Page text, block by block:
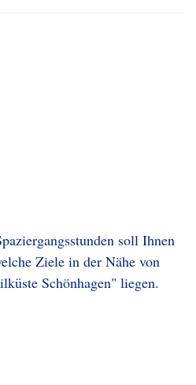
soll Ihnen
Ziele in der Nähe von
Schönhagen" liegen.